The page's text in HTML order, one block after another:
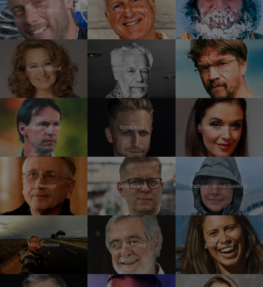
Jan Trávníček Marian Jelínek Kurt Diemberger
Simona Stašová Miroslav Huptych Dan Bárta
František Straka Tomáš Klus Iva Kubelková
Jiří Menzel David Netuka Barbora Literová Slavíková
Matěj Homola Michal Prokop Eva Samková